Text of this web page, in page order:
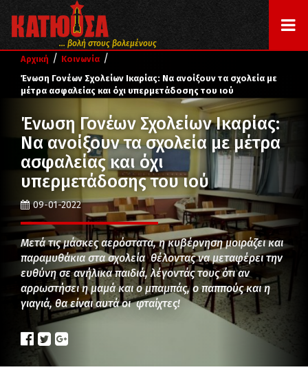
... βολή στους βολεμένους
Αρχική / Κοινωνία /
Ένωση Γονέων Σχολείων Ικαρίας: Να ανοίξουν τα σχολεία με
μέτρα ασφαλείας και όχι υπερμετάδοσης του ιού
Ένωση Γονέων Σχολείων Ικαρίας:
Να ανοίξουν τα σχολεία με μέτρα
ασφαλείας και όχι
υπερμετάδοσης του ιού
09-01-2022
Μετά τις μάσκες αερόστατα, η κυβέρνηση μοιράζει και
παραμυθάκια στα σχολεία θέλοντας να μεταφέρει την
ευθύνη σε ανήλικα παιδιά, λέγοντάς τους ότι αν
αρρωστήσει η μαμά και ο μπαμπάς, ο παππούς και η
γιαγιά, θα είναι αυτά οι φταίχτες!